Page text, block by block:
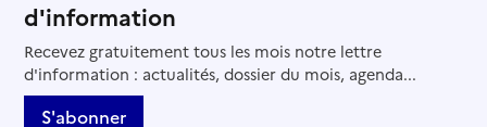
d'information
Recevez gratuitement tous les mois notre lettre
d'information : actualités, dossier du mois, agenda...
S'abonner